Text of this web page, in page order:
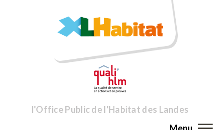
l'Office Public de l'Habitat des Landes